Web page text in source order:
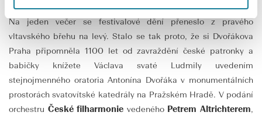
Na jeden večer se festivalové dění přeneslo z pravého
vltavského břehu na levý. Stalo se tak proto, že si Dvořákova
Praha připomněla 1100 let od zavraždění české patronky a
babičky knížete Václava svaté Ludmily uvedením
stejnojmenného oratoria Antonína Dvořáka v monumentálních
prostorách svatovítské katedrály na Pražském Hradě. V podání
orchestru České filharmonie vedeného Petrem Altrichterem,